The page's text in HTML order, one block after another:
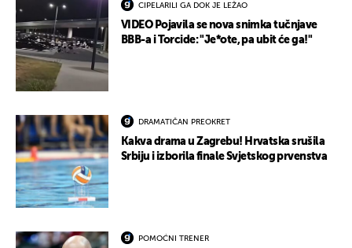
CIPELARILI GA DOK JE LEŽAO
VIDEO Pojavila se nova snimka tučnjave
BBB-a i Torcide: "Je*ote, pa ubit će ga!"
DRAMATIČAN PREOKRET
Kakva drama u Zagrebu! Hrvatska srušila
Srbiju i izborila finale Svjetskog prvenstva
POMOĆNI TRENER